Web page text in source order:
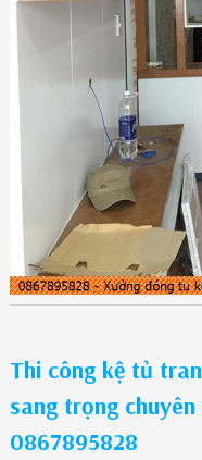
Thi công kệ tủ
sang trọng
0867895828